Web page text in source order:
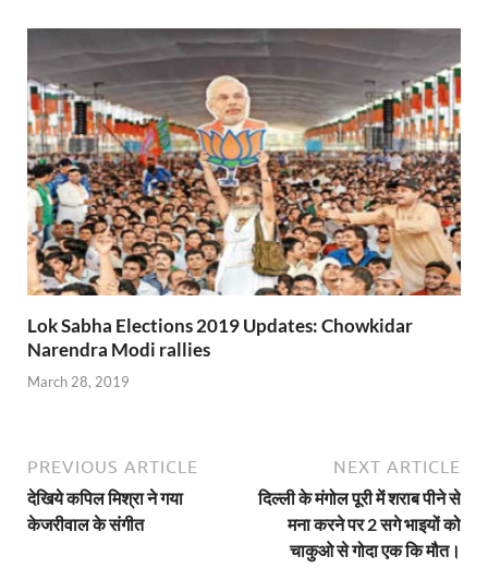
Lok Sabha Elections 2019 Updates: Chowkidar
Narendra Modi rallies
March 28, 2019
PREVIOUS ARTICLE
देखिये कपिल मिश्रा ने गया
केजरीवाल के संगीत
NEXT ARTICLE
दिल्ली के मंगोल पूरी में शराब पीने से
मना करने पर 2 सगे भाइयों को
चाकुओ से गोदा एक कि मौत।